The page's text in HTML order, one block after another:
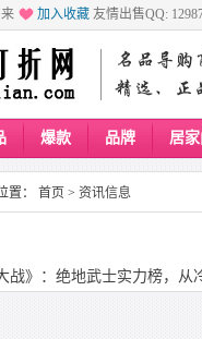
加入收藏 友情出售QQ:
爆款 品牌 居
置： 首页 > 资讯信息
战》：绝地武士实力榜，从